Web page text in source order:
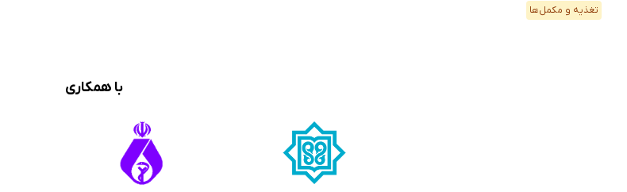
تغذیه و مکمل‌ها
با همکاری